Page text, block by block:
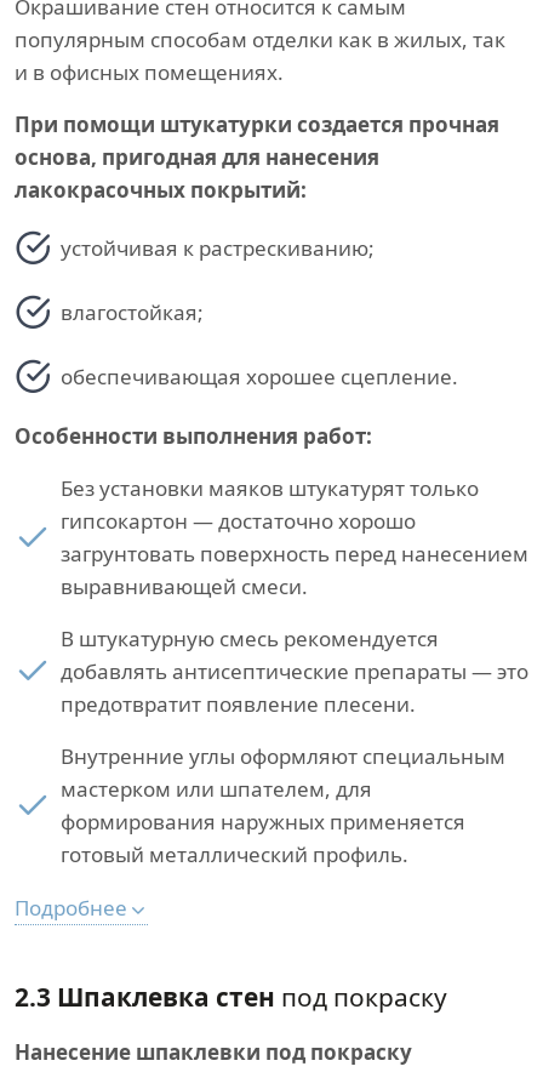
Окрашивание стен относится к самым
популярным способам отделки как в жилых, так
и в офисных помещениях.
При помощи штукатурки создается прочная
основа, пригодная для нанесения
лакокрасочных покрытий:
устойчивая к растрескиванию;
влагостойкая;
обеспечивающая хорошее сцепление.
Особенности выполнения работ:
Без установки маяков штукатурят только
гипсокартон — достаточно хорошо
загрунтовать поверхность перед нанесением
выравнивающей смеси.
В штукатурную смесь рекомендуется
добавлять антисептические препараты — это
предотвратит появление плесени.
Внутренние углы оформляют специальным
мастерком или шпателем, для
формирования наружных применяется
готовый металлический профиль.
Подробнее
2.3 Шпаклевка стен под покраску
Нанесение шпаклевки под покраску